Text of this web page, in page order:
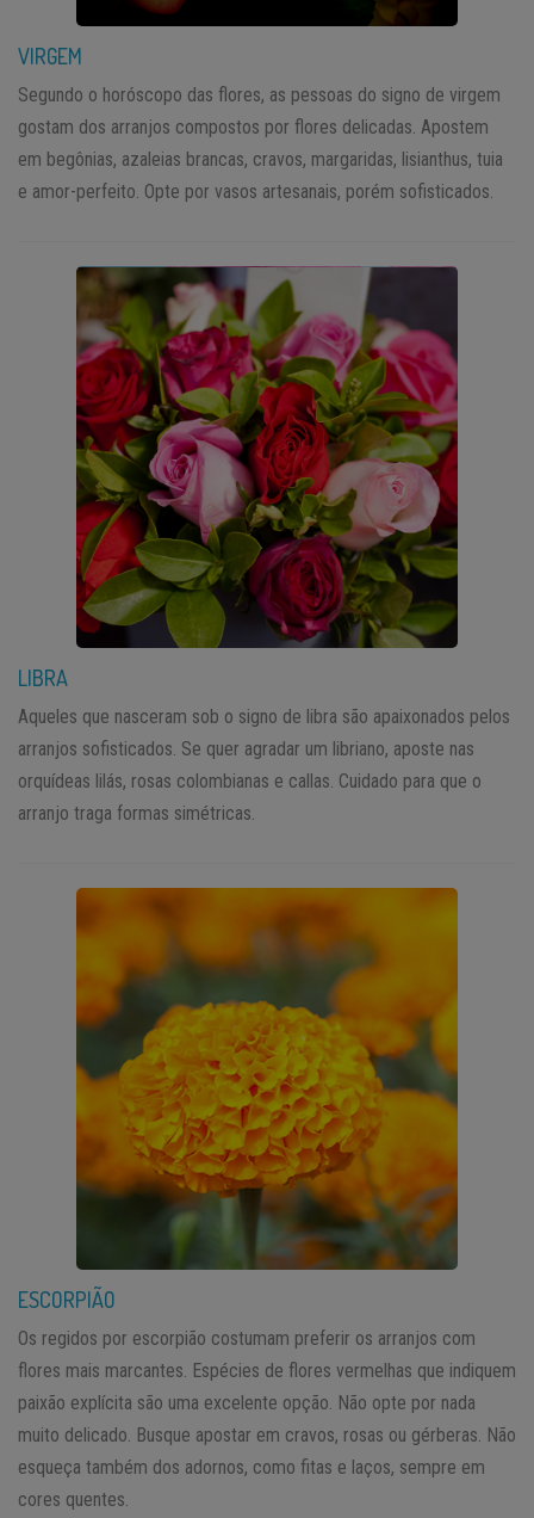
VIRGEM
Segundo o horóscopo das flores, as pessoas do signo de virgem
gostam dos arranjos compostos por flores delicadas. Apostem
em begônias, azaleias brancas, cravos, margaridas, lisianthus, tuia
e amor-perfeito. Opte por vasos artesanais, porém sofisticados.
LIBRA
Aqueles que nasceram sob o signo de libra são apaixonados pelos
arranjos sofisticados. Se quer agradar um libriano, aposte nas
orquídeas lilás, rosas colombianas e callas. Cuidado para que o
arranjo traga formas simétricas.
ESCORPIÃO
Os regidos por escorpião costumam preferir os arranjos com
flores mais marcantes. Espécies de flores vermelhas que indiquem
paixão explícita são uma excelente opção. Não opte por nada
muito delicado. Busque apostar em cravos, rosas ou gérberas. Não
esqueça também dos adornos, como fitas e laços, sempre em
cores quentes.